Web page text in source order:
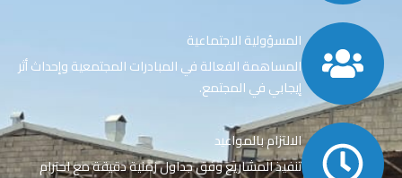
المسؤولية الاجتماعية
المساهمة الفعالة في المبادرات المجتمعية وإحداث أثر
إيجابي في المجتمع.
الالتزام بالمواعيد
تنفيذ المشاريع وفق جداول زمنية دقيقة مع احترام